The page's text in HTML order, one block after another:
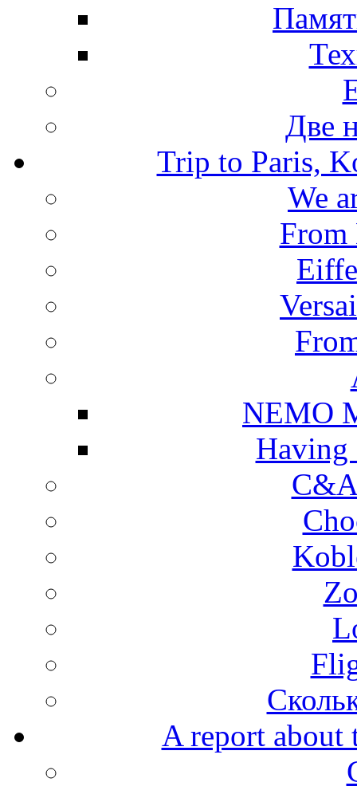
Две
Trip to Paris,
We
From
NEMO
Having
A report